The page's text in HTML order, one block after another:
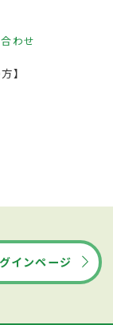
わせ
】
インページ